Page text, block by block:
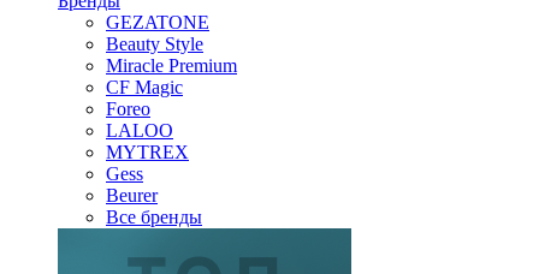
GEZATONE
Beauty Style
Miracle Premium
CF Magic
Foreo
LALOO
MYTREX
Gess
Beurer
Все бренды